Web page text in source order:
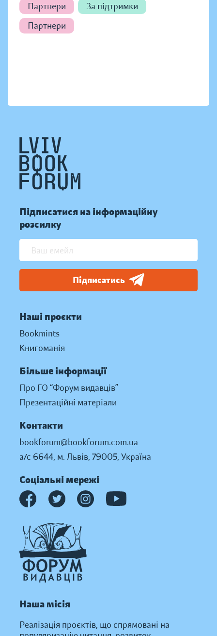
Партнери
За підтримки
Партнери
Підписатися на інформаційну
розсилку
Підписатись
Наші проєкти
Bookmints
Книгоманія
Більше інформації
Про ГО “Форум видавців”
Презентаційні матеріали
Контакти
bookforum@bookforum.com.ua
а/с 6644, м. Львів, 79005, Україна
Соціальні мережі
Наша місія
Реалізація проєктів, що спрямовані на